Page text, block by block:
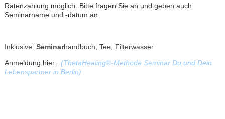
Ratenzahlung möglich. Bitte fragen Sie an und geben auch
Seminarname und -datum an.
Inklusive: Seminarhandbuch, Tee, Filterwasser
Anmeldung hier
(ThetaHealing®-Methode Seminar Du und Dein
Lebenspartner in Berlin)